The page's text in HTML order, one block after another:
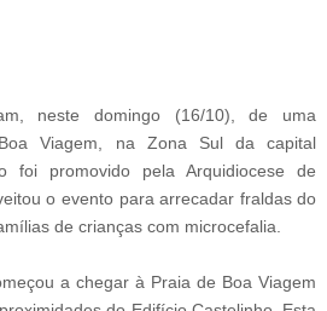
neste domingo (16/10), de uma
Viagem, na Zona Sul da capital
foi promovido pela Arquidiocese de
o evento para arrecadar fraldas do
de crianças com microcefalia.
a chegar à Praia de Boa Viagem